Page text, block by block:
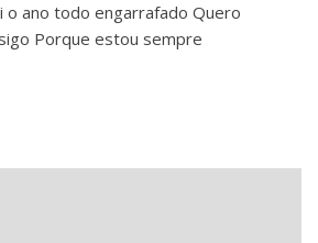
o ano todo engarrafado Quero
Porque estou sempre